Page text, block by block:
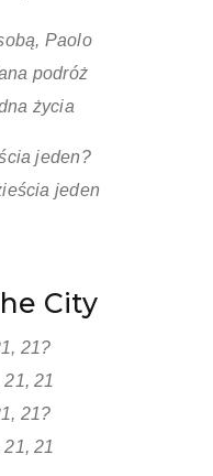
Paolo
podróż
życia
jeden?
jeden
City
21?
21, 21
21?
21, 21